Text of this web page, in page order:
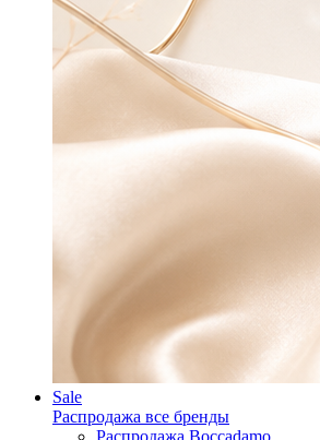
Sale
Распродажа все бренды
Распродажа Boccadamo